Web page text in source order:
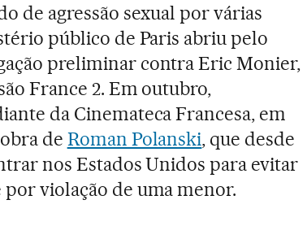
de agressão sexual por várias
público de Paris abriu pelo
preliminar contra Eric Monier,
France 2. Em outubro,
da Cinemateca Francesa, em
de Roman Polanski, que desde
nos Estados Unidos para evitar
violação de uma menor.